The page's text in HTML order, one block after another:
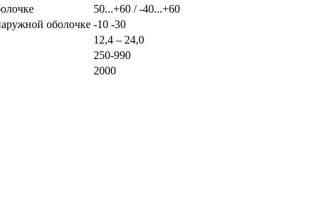
50...+60 / -40...+60
оболочке -10 -30
12,4 – 24,0
250-990
2000